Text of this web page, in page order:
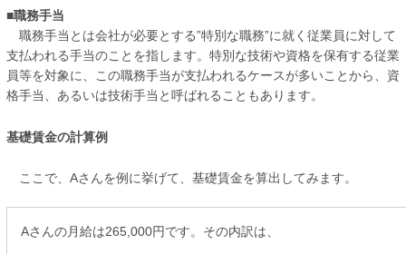
■職務手当
職務手当とは会社が必要とする”特別な職務”に就く従業員に対して
支払われる手当のことを指します。特別な技術や資格を保有する従業
員等を対象に、この職務手当が支払われるケースが多いことから、資
格手当、あるいは技術手当と呼ばれることもあります。
基礎賃金の計算例
ここで、Aさんを例に挙げて、基礎賃金を算出してみます。
Aさんの月給は265,000円です。その内訳は、